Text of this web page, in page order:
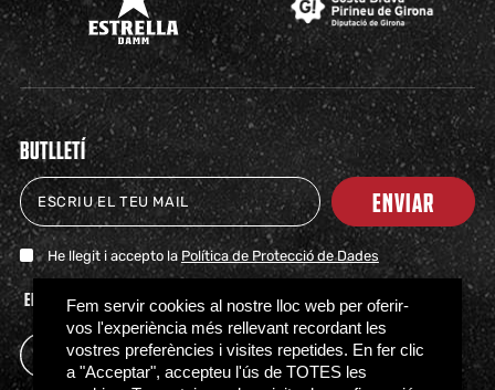
BUTLLETÍ
ENVIAR
He llegit i accepto la Política de Protecció de Dades
ENTRADASTIENDACLUBHITOSPARTNERSACTUALIDAD PRENSA
Fem servir cookies al nostre lloc web per oferir-
vos l'experiència més rellevant recordant les
vostres preferències i visites repetides. En fer clic
a "Acceptar", accepteu l'ús de TOTES les